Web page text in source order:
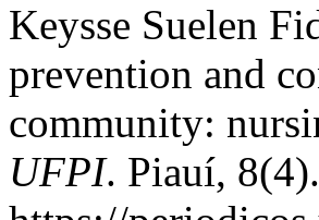
Keysse Suelen
prevention and
community:
UFPI. Piauí,